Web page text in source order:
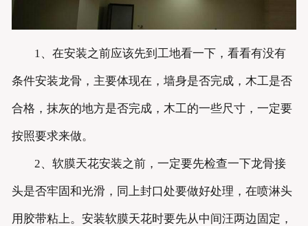
1、在安装之前应该先到工地看一下，看看有没有
条件安装龙骨，主要体现在，墙身是否完成，木工是否
合格，抹灰的地方是否完成，木工的一些尺寸，一定要
按照要求来做。
2、软膜天花安装之前，一定要先检查一下龙骨接
头是否牢固和光滑，同上封口处要做好处理，在喷淋头
用胶带粘上。安装软膜天花时要先从中间汪两边固定，